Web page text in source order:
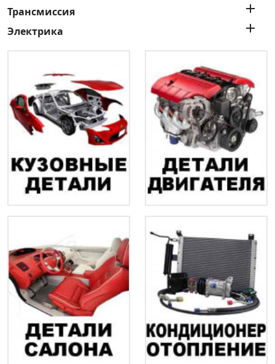
Трансмиссия 
Электрика 